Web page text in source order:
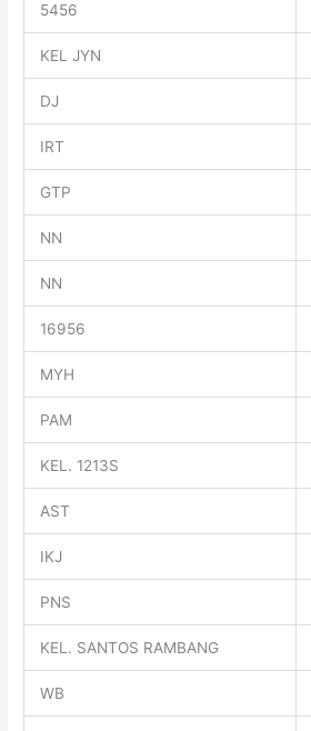
5456
KEL JYN
DJ
IRT
GTP
NN
NN
16956
MYH
PAM
KEL. 1213S
AST
IKJ
PNS
KEL. SANTOS RAMBANG
WB